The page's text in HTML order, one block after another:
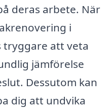
deras arbete. När
i
tryggare att veta
jämförelse
Dessutom kan
dig att undvika